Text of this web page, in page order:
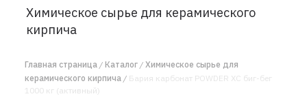
Химическое сырье для керамического
кирпича
Главная страница Каталог
Химическое сырье для
керамического кирпича
Бария карбонат POWDER ХС биг-бег
1000 кг (активный)